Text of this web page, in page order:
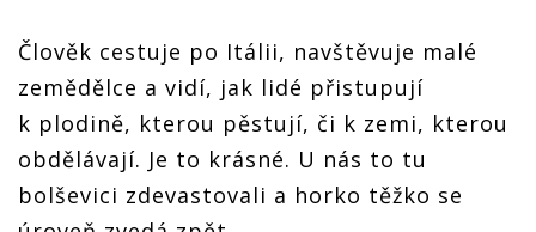
Člověk cestuje po Itálii, navštěvuje malé
zemědělce a vidí, jak lidé přistupují
k plodině, kterou pěstují, či k zemi, kterou
obdělávají. Je to krásné. U nás to tu
bolševici zdevastovali a horko těžko se